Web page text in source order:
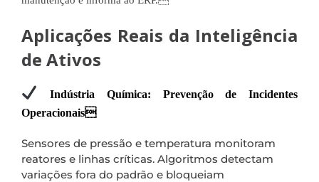
Aplicações Reais da Inteligência
de Ativos
Indústria Química: Prevenção de Incidentes
Operacionais
Sensores de pressão e temperatura monitoram
reatores e linhas críticas. Algoritmos detectam
variações fora do padrão e bloqueiam